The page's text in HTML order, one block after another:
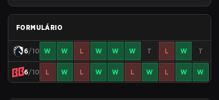
FORMULÁRIO
6/10 W W L W W W T L W T
6/10 L W L W W L W L W W